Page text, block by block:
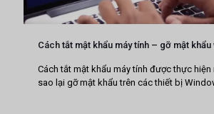
Cách tắt mật khẩu máy tính – gỡ mật
Cách tắt mật khẩu máy tính được thực hiện
sao lại gỡ mật khẩu trên các thiết bị